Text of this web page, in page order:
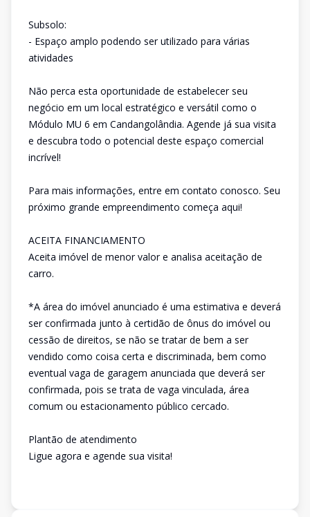
Subsolo:
- Espaço amplo podendo ser utilizado para várias
atividades
Não perca esta oportunidade de estabelecer seu
negócio em um local estratégico e versátil como o
Módulo MU 6 em Candangolândia. Agende já sua visita
e descubra todo o potencial deste espaço comercial
incrível!
Para mais informações, entre em contato conosco. Seu
próximo grande empreendimento começa aqui!
ACEITA FINANCIAMENTO
Aceita imóvel de menor valor e analisa aceitação de
carro.
*A área do imóvel anunciado é uma estimativa e deverá
ser confirmada junto à certidão de ônus do imóvel ou
cessão de direitos, se não se tratar de bem a ser
vendido como coisa certa e discriminada, bem como
eventual vaga de garagem anunciada que deverá ser
confirmada, pois se trata de vaga vinculada, área
comum ou estacionamento público cercado.
Plantão de atendimento
Ligue agora e agende sua visita!